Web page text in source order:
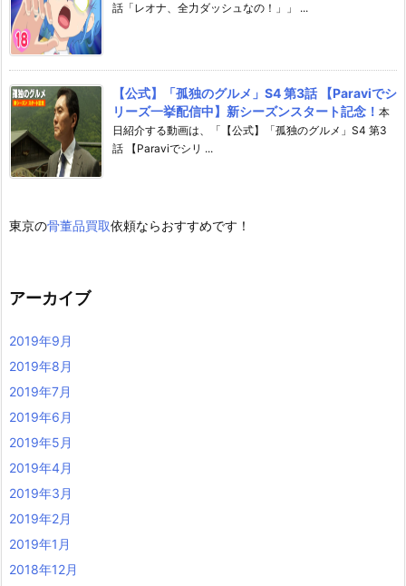
話「レオナ、全力ダッシュなの！」」 ...
【公式】「孤独のグルメ」S4 第3話 【Paraviでシ
リーズ一挙配信中】新シーズンスタート記念！ 本
日紹介する動画は、「【公式】「孤独のグルメ」S4 第3
話 【Paraviでシリ ...
東京の骨董品買取依頼ならおすすめです！
アーカイブ
2019年9月
2019年8月
2019年7月
2019年6月
2019年5月
2019年4月
2019年3月
2019年2月
2019年1月
2018年12月